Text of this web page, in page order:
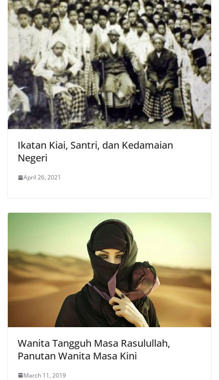
Ikatan Kiai, Santri, dan Kedamaian
Negeri
April 26, 2021
Wanita Tangguh Masa Rasulullah,
Panutan Wanita Masa Kini
March 11, 2019